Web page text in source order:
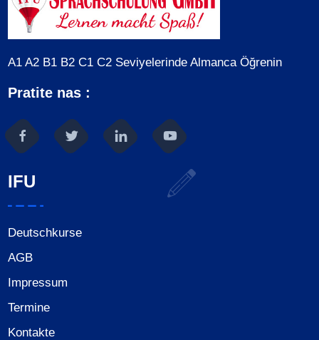
A1 A2 B1 B2 C1 C2 Seviyelerinde Almanca Öğrenin
Pratite nas :
IFU
Deutschkurse
AGB
Impressum
Termine
Kontakte